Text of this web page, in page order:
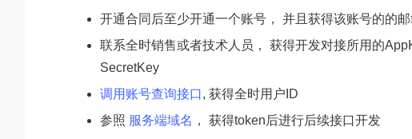
开通合同后至少开通一个账号， 并且获得该账号的的
联系全时销售或者技术人员， 获得开发对接所用的
SecretKey
调用账号查询接口, 获得全时用户ID
参照 服务端域名 ， 获得token后进行后续接口开发